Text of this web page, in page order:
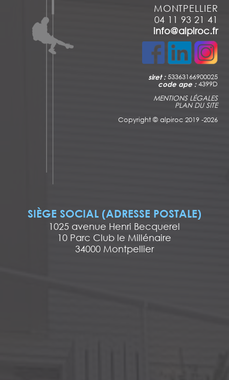
MONTPELLIER
04 11 93 21 41
info@alpiroc.fr
siret :53363166900025
code ape :4399D
MENTIONS LÉGALES
PLAN DU SITE
Copyright ©alpiroc 2019 -2026
SIÈGE SOCIAL (ADRESSE POSTALE)
1025 avenue Henri Becquerel
10 Parc Club le Millénaire
34000 Montpellier